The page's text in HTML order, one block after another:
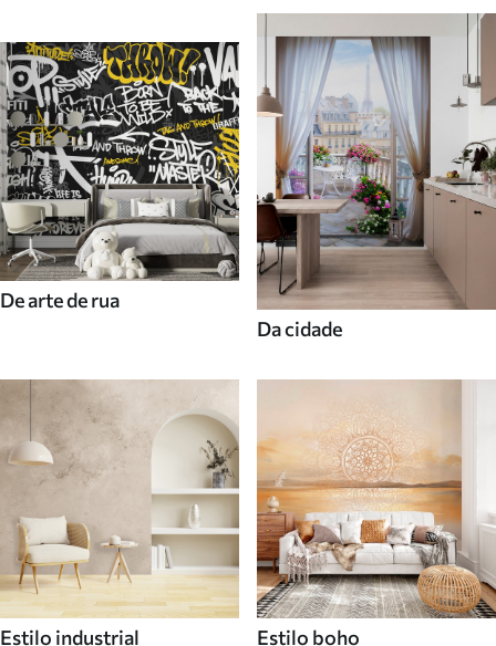
De arte de rua
Da cidade
Estilo industrial Estilo boho